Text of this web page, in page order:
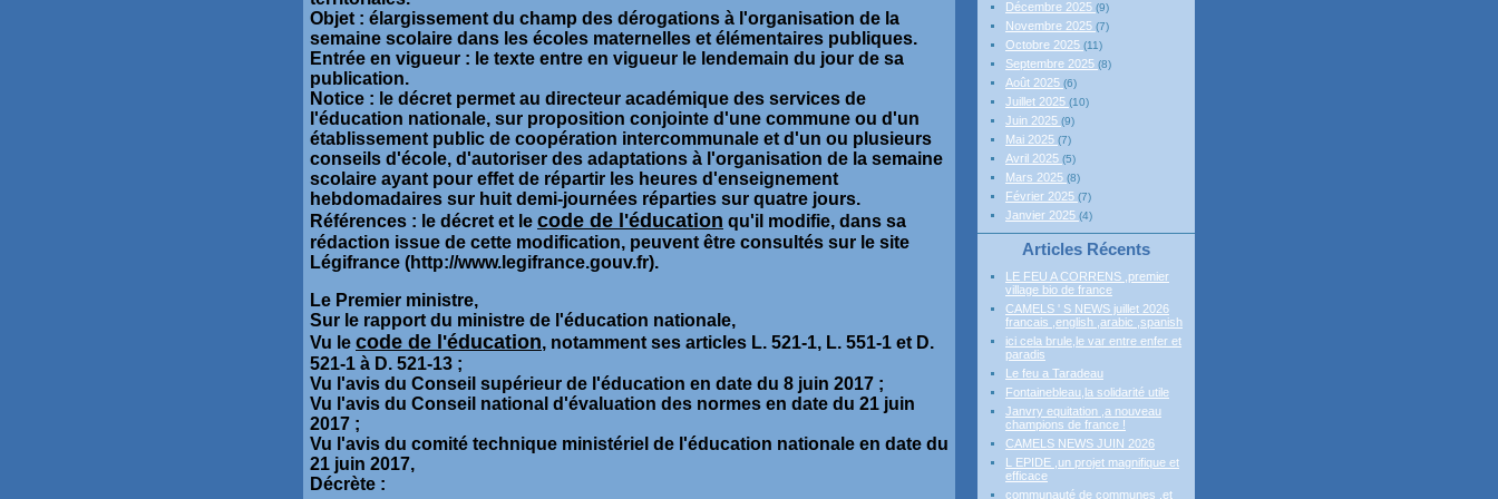
Objet : élargissement du champ des dérogations à l'organisation de la
semaine scolaire dans les écoles maternelles et élémentaires publiques.
Entrée en vigueur : le texte entre en vigueur le lendemain du jour de sa
publication.
Notice : le décret permet au directeur académique des services de
l'éducation nationale, sur proposition conjointe d'une commune ou d'un
établissement public de coopération intercommunale et d'un ou plusieurs
conseils d'école, d'autoriser des adaptations à l'organisation de la semaine
scolaire ayant pour effet de répartir les heures d'enseignement
hebdomadaires sur huit demi-journées réparties sur quatre jours.
Références : le décret et le code de l'éducation qu'il modifie, dans sa
rédaction issue de cette modification, peuvent être consultés sur le site
Légifrance (http://www.legifrance.gouv.fr).
Le Premier ministre,
Sur le rapport du ministre de l'éducation nationale,
Vu le code de l'éducation, notamment ses articles L. 521-1, L. 551-1 et D.
521-1 à D. 521-13 ;
Vu l'avis du Conseil supérieur de l'éducation en date du 8 juin 2017 ;
Vu l'avis du Conseil national d'évaluation des normes en date du 21 juin
2017 ;
Vu l'avis du comité technique ministériel de l'éducation nationale en date du
21 juin 2017,
Décrète :
Décembre 2025 (9)
Novembre 2025 (7)
Octobre 2025 (11)
Septembre 2025 (8)
Août 2025 (6)
Juillet 2025 (10)
Juin 2025 (9)
Mai 2025 (7)
Avril 2025 (5)
Mars 2025 (8)
Février 2025 (7)
Janvier 2025 (4)
Articles Récents
LE FEU A CORRENS ,premier
village bio de france
CAMELS ' S NEWS juillet 2026
francais ,english ,arabic ,spanish
ici cela brule,le var entre enfer et
paradis
Le feu a Taradeau
Fontainebleau,la solidarité utile
Janvry equitation ,a nouveau
champions de france !
CAMELS NEWS JUIN 2026
L EPIDE ,un projet magnifique et
efficace
communauté de communes ,et